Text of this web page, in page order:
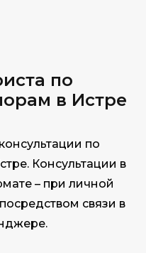
по
в Истре
по
Консультации в
– при личной
связи в